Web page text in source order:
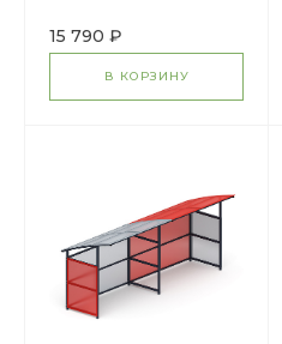
15 790 ₽
В КОРЗИНУ